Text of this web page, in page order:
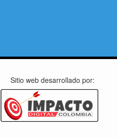
Sitio web desarrollado por: